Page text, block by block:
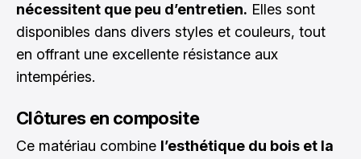
nécessitent que peu d’entretien. Elles sont
disponibles dans divers styles et couleurs, tout
en offrant une excellente résistance aux
intempéries.
Clôtures en composite
Ce matériau combine l’esthétique du bois et la